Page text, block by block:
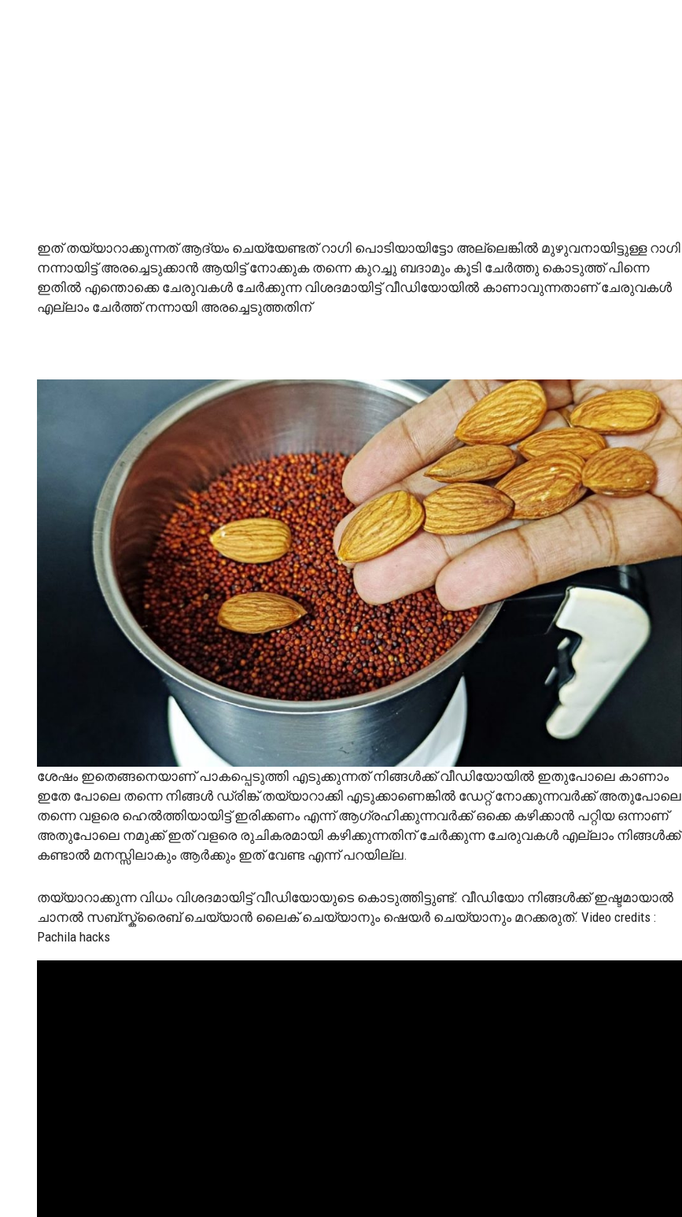
ഇത് തയ്യാറാക്കുന്നത് ആദ്യം ചെയ്യേണ്ടത് റാഗി പൊടിയായിട്ടോ അല്ലെങ്കിൽ മുഴുവനായിട്ടുള്ള റാഗി
നന്നായിട്ട് അരച്ചെടുക്കാൻ ആയിട്ട് നോക്കുക തന്നെ കുറച്ചു ബദാമും കൂടി ചേർത്തു കൊടുത്ത് പിന്നെ
ഇതിൽ എന്തൊക്കെ ചേരുവകൾ ചേർക്കുന്ന വിശദമായിട്ട് വീഡിയോയിൽ കാണാവുന്നതാണ് ചേരുവകൾ
എല്ലാം ചേർത്ത് നന്നായി അരച്ചെടുത്തതിന്
ശേഷം ഇതെങ്ങനെയാണ് പാകപ്പെടുത്തി എടുക്കുന്നത് നിങ്ങൾക്ക് വീഡിയോയിൽ ഇതുപോലെ കാണാം
ഇതേ പോലെ തന്നെ നിങ്ങൾ ഡ്രിങ്ക് തയ്യാറാക്കി എടുക്കാണെങ്കിൽ ഡേറ്റ് നോക്കുന്നവർക്ക് അതുപോലെ
തന്നെ വളരെ ഹെൽത്തിയായിട്ട് ഇരിക്കണം എന്ന് ആഗ്രഹിക്കുന്നവർക്ക് ഒക്കെ കഴിക്കാൻ പറ്റിയ ഒന്നാണ്
അതുപോലെ നമുക്ക് ഇത് വളരെ രുചികരമായി കഴിക്കുന്നതിന് ചേർക്കുന്ന ചേരുവകൾ എല്ലാം നിങ്ങൾക്ക്
കണ്ടാൽ മനസ്സിലാകും ആർക്കും ഇത് വേണ്ട എന്ന് പറയില്ല.
തയ്യാറാക്കുന്ന വിധം വിശദമായിട്ട് വീഡിയോയുടെ കൊടുത്തിട്ടുണ്ട്. വീഡിയോ നിങ്ങൾക്ക് ഇഷ്ടമായാൽ
ചാനൽ സബ്സ്ക്രൈബ് ചെയ്യാൻ ലൈക് ചെയ്യാനും ഷെയർ ചെയ്യാനും മറക്കരുത്. Video credits :
Pachila hacks